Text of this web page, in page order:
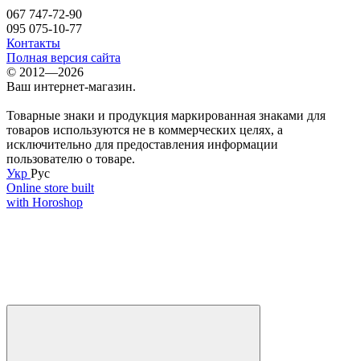
067 747-72-90
095 075-10-77
Контакты
Полная версия сайта
© 2012—2026
Ваш интернет-магазин.
Товарные знаки и продукция маркированная знаками для
товаров используются не в коммерческих целях, а
исключительно для предоставления информации
пользователю о товаре.
Укр Рус
Online store built
with Horoshop